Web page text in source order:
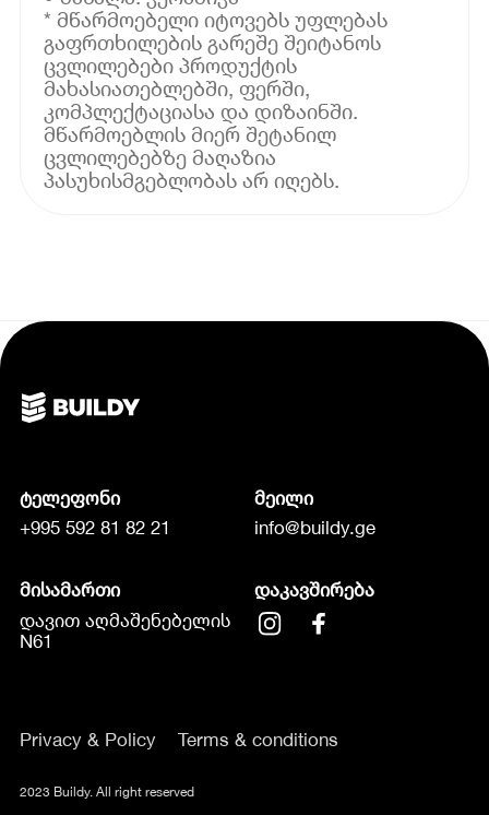
* მწარმოებელი იტოვებს უფლებას
გაფრთხილების გარეშე შეიტანოს
ცვლილებები პროდუქტის
მახასიათებლებში, ფერში,
კომპლექტაციასა და დიზაინში.
მწარმოებლის მიერ შეტანილ
ცვლილებებზე მაღაზია
პასუხისმგებლობას არ იღებს.
ტელეფონი
+995 592 81 82 21
მეილი
info@buildy.ge
მისამართი
დავით აღმაშენებელის
N61
დაკავშირება
Privacy & Policy Terms & conditions
2023 Buildy. All right reserved